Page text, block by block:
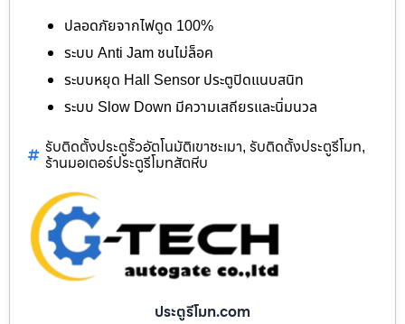
ปลอดภัยจากไฟดูด 100%
ระบบ Anti Jam ชนไม่ล็อค
ระบบหยุด Hall Sensor ประตูปิดแนบสนิท
ระบบ Slow Down มีความเสถียรและนิ่มนวล
รับติดตั้งประตูรั้วอัตโนมัติเขาชะเมา, รับติดตั้งประตูรีโมท,
ร้านมอเตอร์ประตูรีโมทสัตหีบ
ประตูรีโมท.com